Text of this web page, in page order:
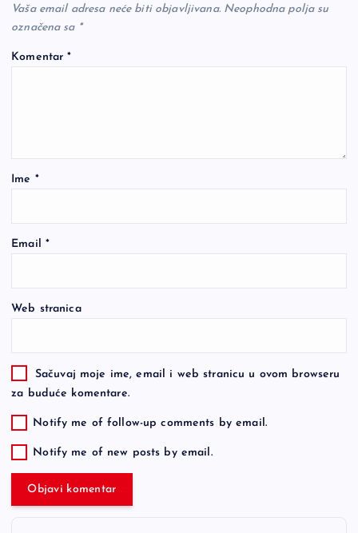
Vaša email adresa neće biti objavljivana. Neophodna polja su
označena sa *
Komentar*
Ime *
Email *
Web stranica
Sačuvaj moje ime, email i web stranicu u ovom browseru
za buduće komentare.
Notify me of follow-up comments by email.
Notify me of new posts by email.